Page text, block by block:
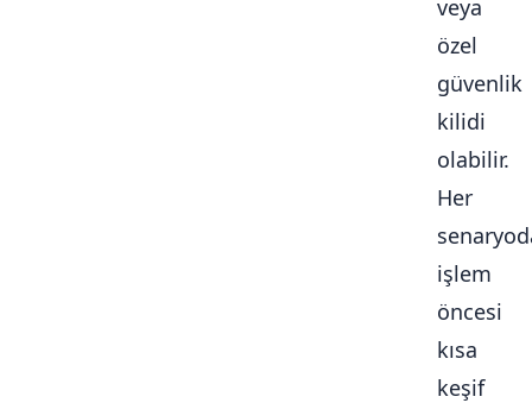
veya
özel
güvenlik
kilidi
olabilir.
Her
işlem
öncesi
kısa
keşif